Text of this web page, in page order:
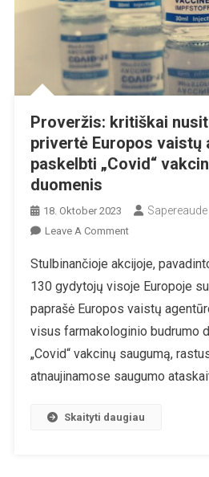
Proveržis: kritiškai
privertė Europos vaistų
paskelbti „Covid“
duomenis
18. Oktober 2023 Sapereaude
Leave A CommentOn
Kritiškai
Nusiteikę
Gydytojai
Vaistų
Agentūrą
„Covid“
Stulbinančioje akcijoje,
130 gydytojų visoje Europoje
paprašė Europos vaistų
visus farmakologinio budrumo
„Covid“ vakcinų saugumą,
atnaujinamose saugumo
Skaityti daugiau